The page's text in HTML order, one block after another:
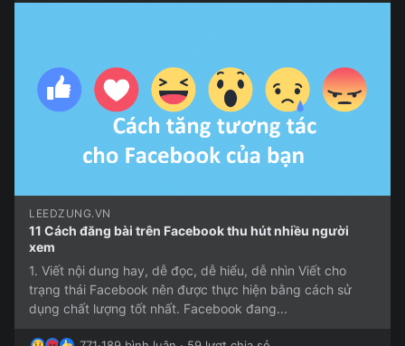
LEEDZUNG.VN
11 Cách đăng bài trên Facebook thu hút nhiều người
xem
1. Viết nội dung hay, dễ đọc, dễ hiểu, dễ nhìn Viết cho
trạng thái Facebook nên được thực hiện bằng cách sử
dụng chất lượng tốt nhất. Facebook đang...